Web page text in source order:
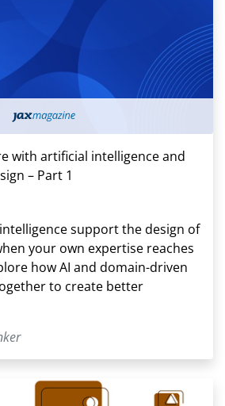
with artificial intelligence and
– Part 1
support the design of
your own expertise reaches
how AI and domain-driven
to create better